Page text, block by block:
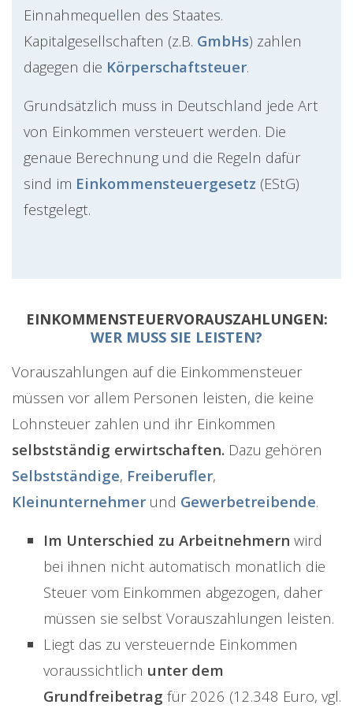
Einnahmequellen des Staates.
Kapitalgesellschaften (z.B. GmbHs) zahlen
dagegen die Körperschaftsteuer.
Grundsätzlich muss in Deutschland jede Art
von Einkommen versteuert werden. Die
genaue Berechnung und die Regeln dafür
sind im Einkommensteuergesetz (EStG)
festgelegt.
EINKOMMENSTEUERVORAUSZAHLUNGEN:
WER MUSS SIE LEISTEN?
Vorauszahlungen auf die Einkommensteuer
müssen vor allem Personen leisten, die keine
Lohnsteuer zahlen und ihr Einkommen
selbstständig erwirtschaften. Dazu gehören
Selbstständige, Freiberufler,
Kleinunternehmer und Gewerbetreibende.
Im Unterschied zu Arbeitnehmern wird
bei ihnen nicht automatisch monatlich die
Steuer vom Einkommen abgezogen, daher
müssen sie selbst Vorauszahlungen leisten.
Liegt das zu versteuernde Einkommen
voraussichtlich unter dem
Grundfreibetrag für 2026 (12.348 Euro, vgl.